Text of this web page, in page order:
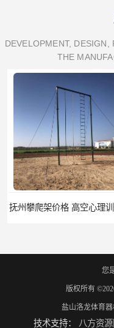
DEVELOPMENT,
THE
抚州攀爬架价格 高空心理训练器材 标准尺寸
您
版权所有
盐山洛龙体育
技术支持： 八方资源